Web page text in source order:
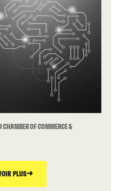
CHAMBER OF COMMERCE &
PLUS➜